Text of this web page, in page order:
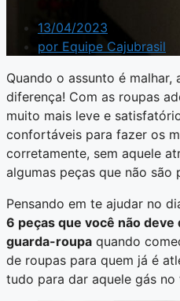
13/04/2023
por Equipe Cajubrasil
Quando o assunto é
diferença! Com as roupas
muito mais leve e
confortáveis para fazer os
corretamente, sem aquele
algumas peças que não são
Pensando em te ajudar no
6 peças que você não
guarda-roupa quando
de roupas para quem já é
tudo para dar aquele gás no